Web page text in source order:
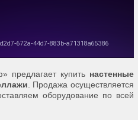
предлагает купить настенные
. Продажа осуществляется
оборудование по всей